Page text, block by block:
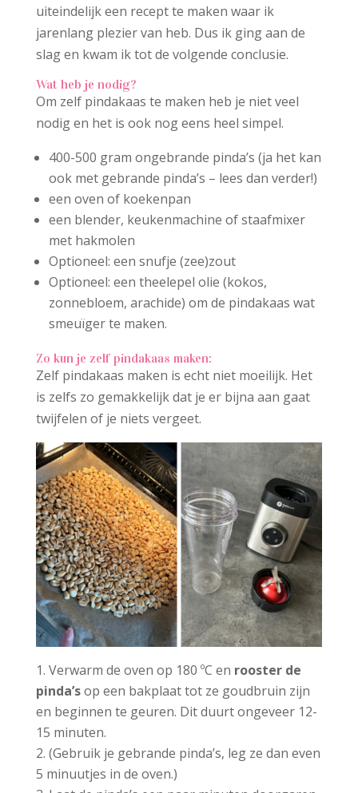
uiteindelijk een recept te maken waar ik
jarenlang plezier van heb. Dus ik ging aan de
slag en kwam ik tot de volgende conclusie.
Wat heb je nodig?
Om zelf pindakaas te maken heb je niet veel
nodig en het is ook nog eens heel simpel.
400-500 gram ongebrande pinda’s (ja het kan
ook met gebrande pinda’s – lees dan verder!)
een oven of koekenpan
een blender, keukenmachine of staafmixer
met hakmolen
Optioneel: een snufje (zee)zout
Optioneel: een theelepel olie (kokos,
zonnebloem, arachide) om de pindakaas wat
smeuïger te maken.
Zo kun je zelf pindakaas maken:
Zelf pindakaas maken is echt niet moeilijk. Het
is zelfs zo gemakkelijk dat je er bijna aan gaat
twijfelen of je niets vergeet.
Verwarm de oven op 180 ºC en rooster de
pinda’sop een bakplaat tot ze goudbruin zijn
en beginnen te geuren. Dit duurt ongeveer 12-
15 minuten.
(Gebruik je gebrande pinda’s, leg ze dan even
5 minuutjes in de oven.)